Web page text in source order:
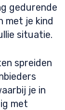
gedurende
met je kind
situatie.
spreiden
je in
met